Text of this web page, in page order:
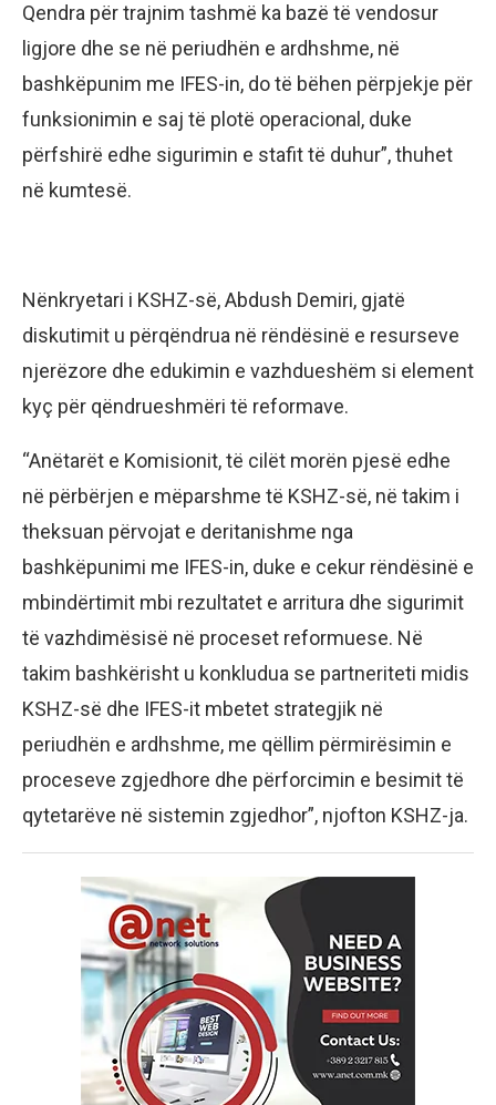
Qendra për trajnim tashmë ka bazë të vendosur
ligjore dhe se në periudhën e ardhshme, në
bashkëpunim me IFES-in, do të bëhen përpjekje për
funksionimin e saj të plotë operacional, duke
përfshirë edhe sigurimin e stafit të duhur”, thuhet
në kumtesë.
Nënkryetari i KSHZ-së, Abdush Demiri, gjatë
diskutimit u përqëndrua në rëndësinë e resurseve
njerëzore dhe edukimin e vazhdueshëm si element
kyç për qëndrueshmëri të reformave.
“Anëtarët e Komisionit, të cilët morën pjesë edhe
në përbërjen e mëparshme të KSHZ-së, në takim i
theksuan përvojat e deritanishme nga
bashkëpunimi me IFES-in, duke e cekur rëndësinë e
mbindërtimit mbi rezultatet e arritura dhe sigurimit
të vazhdimësisë në proceset reformuese. Në
takim bashkërisht u konkludua se partneriteti midis
KSHZ-së dhe IFES-it mbetet strategjik në
periudhën e ardhshme, me qëllim përmirësimin e
proceseve zgjedhore dhe përforcimin e besimit të
qytetarëve në sistemin zgjedhor”, njofton KSHZ-ja.